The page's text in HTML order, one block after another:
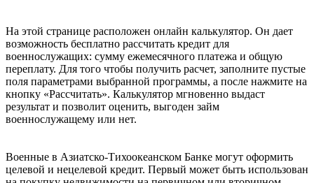
На этой странице расположен онлайн калькулятор. Он дает
возможность бесплатно рассчитать кредит для
военнослужащих: сумму ежемесячного платежа и общую
переплату. Для того чтобы получить расчет, заполните пустые
поля параметрами выбранной программы, а после нажмите на
кнопку «Рассчитать». Калькулятор мгновенно выдаст
результат и позволит оценить, выгоден займ
военнослужащему или нет.
Военные в Азиатско-Тихоокеанском Банке могут оформить
целевой и нецелевой кредит. Первый может быть использован